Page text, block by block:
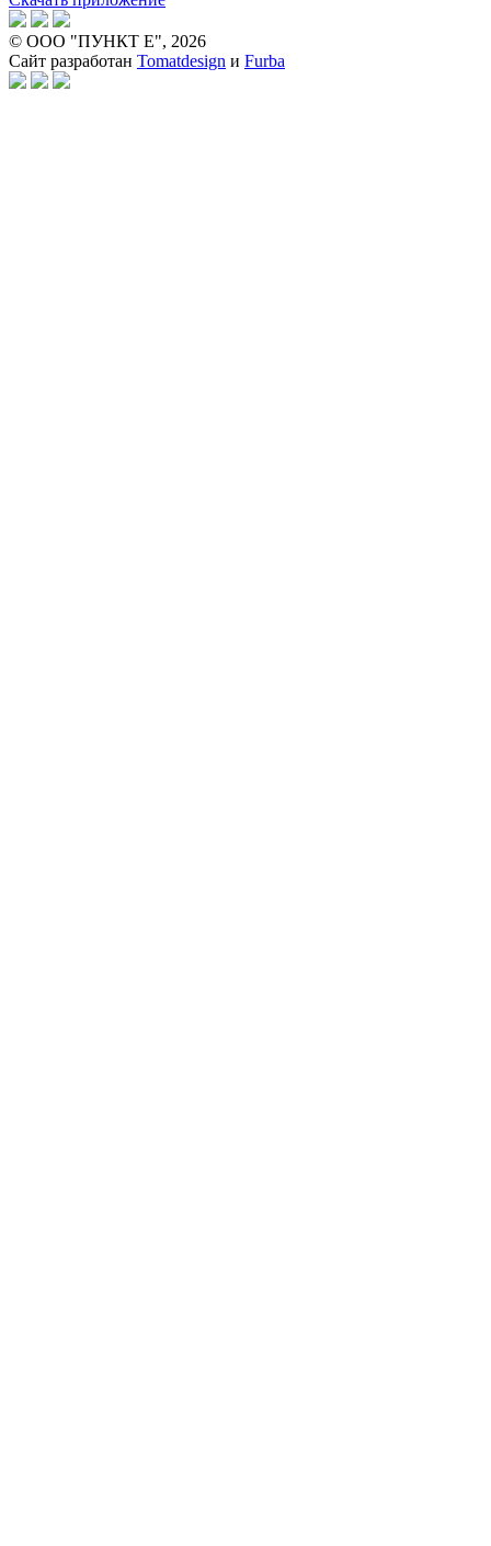
© ООО "ПУНКТ Е", 2026
Сайт разработан Tomatdesign и Furba